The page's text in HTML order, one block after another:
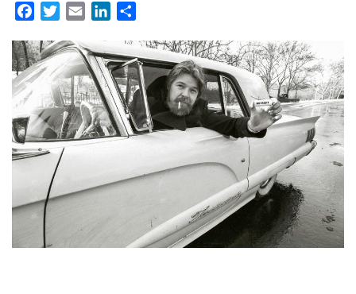
FacebookTwitterEmail LinkedIn